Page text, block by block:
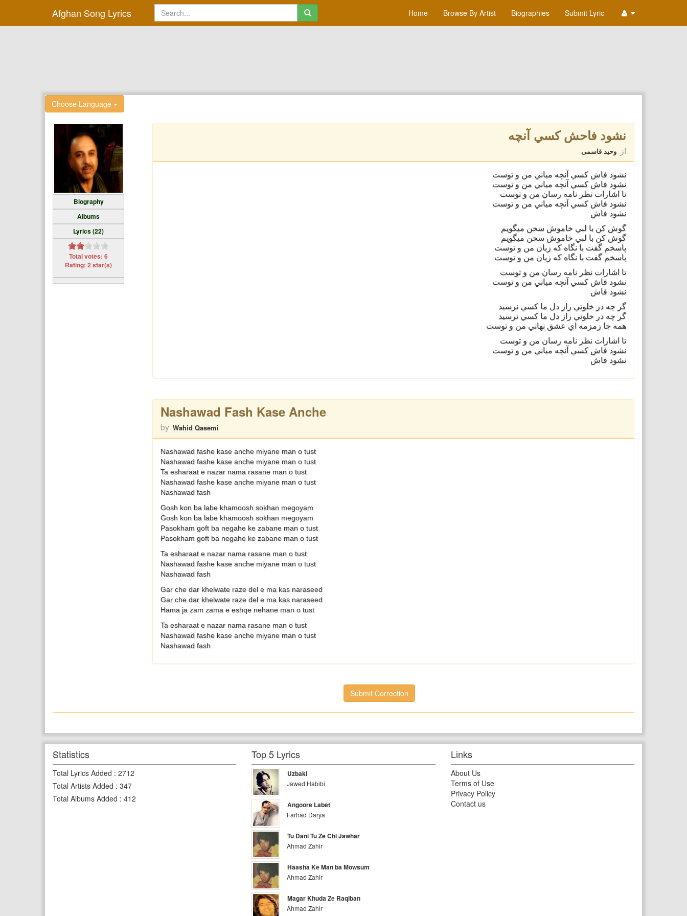
Afghan Song Lyrics Home Browse By Artist Biographies Submit Lyric
Choose Language
Biography
Albums
Lyrics (22)
Total votes: 6
Rating: 2 star(s)
نشود فاحش كسي آنچه
از وحید قاسمی
نشود فاش كسي آنچه مياني من و توست
نشود فاش كسي آنچه مياني من و توست
تا اشارات نظر نامه رسان من و توست
نشود فاش كسي آنچه مياني من و توست
نشود فاش
گوش كن با لبي خاموش سخن ميگويم
گوش كن با لبي خاموش سخن ميگويم
پاسخم گفت با نگاه كه زبان من و توست
پاسخم گفت با نگاه كه زبان من و توست
تا اشارات نظر نامه رسان من و توست
نشود فاش كسي آنچه مياني من و توست
نشود فاش
گر چه در خلوتي راز دل ما كسي نرسيد
گر چه در خلوتي راز دل ما كسي نرسيد
همه جا زمزمه اي عشق نهاني من و توست
تا اشارات نظر نامه رسان من و توست
نشود فاش كسي آنچه مياني من و توست
نشود فاش
Nashawad Fash Kase Anche
by Wahid Qasemi
Nashawad fashe kase anche miyane man o tust
Nashawad fashe kase anche miyane man o tust
Ta esharaat e nazar nama rasane man o tust
Nashawad fashe kase anche miyane man o tust
Nashawad fash
Gosh kon ba labe khamoosh sokhan megoyam
Gosh kon ba labe khamoosh sokhan megoyam
Pasokham goft ba negahe ke zabane man o tust
Pasokham goft ba negahe ke zabane man o tust
Ta esharaat e nazar nama rasane man o tust
Nashawad fashe kase anche miyane man o tust
Nashawad fash
Gar che dar khelwate raze del e ma kas naraseed
Gar che dar khelwate raze del e ma kas naraseed
Hama ja zam zama e eshqe nehane man o tust
Ta esharaat e nazar nama rasane man o tust
Nashawad fashe kase anche miyane man o tust
Nashawad fash
Submit Correction
Statistics
Total Lyrics Added : 2712
Total Artists Added : 347
Total Albums Added : 412
Top 5 Lyrics
Uzbaki
Jawed Habibi
Angoore Labet
Farhad Darya
Tu Dani Tu Ze Chi Jawhar
Ahmad Zahir
Haasha Ke Man ba Mowsum
Ahmad Zahir
Magar Khuda Ze Raqiban
Ahmad Zahir
Links
About Us
Terms of Use
Privacy Policy
Contact us